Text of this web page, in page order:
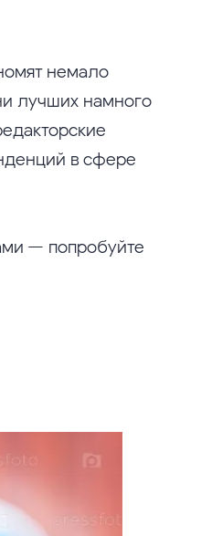
немало
лучших намного
в сфере
— попробуйте